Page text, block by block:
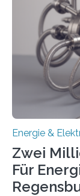
Rolle von
(EE-Anlagen)
Denn ohne
eingespeist
Gesetz (EEG)
Energie &
Zwei
Für